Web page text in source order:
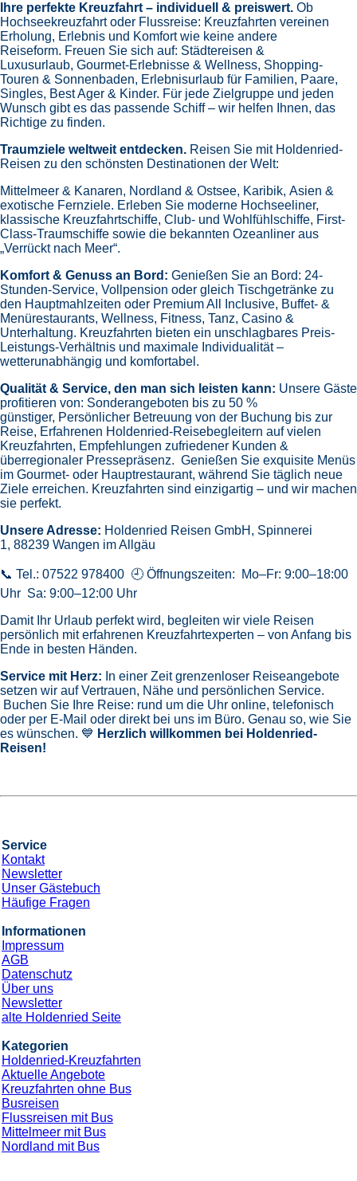
Ihre perfekte Kreuzfahrt – individuell & preiswert. Ob
Hochseekreuzfahrt oder Flussreise: Kreuzfahrten vereinen
Erholung, Erlebnis und Komfort wie keine andere
Reiseform. Freuen Sie sich auf: Städtereisen &
Luxusurlaub, Gourmet-Erlebnisse & Wellness, Shopping-
Touren & Sonnenbaden, Erlebnisurlaub für Familien, Paare,
Singles, Best Ager & Kinder. Für jede Zielgruppe und jeden
Wunsch gibt es das passende Schiff – wir helfen Ihnen, das
Richtige zu finden.
Traumziele weltweit entdecken. Reisen Sie mit Holdenried-
Reisen zu den schönsten Destinationen der Welt:
Mittelmeer & Kanaren, Nordland & Ostsee, Karibik, Asien &
exotische Fernziele. Erleben Sie moderne Hochseeliner,
klassische Kreuzfahrtschiffe, Club- und Wohlfühlschiffe, First-
Class-Traumschiffe sowie die bekannten Ozeanliner aus
„Verrückt nach Meer“.
Komfort & Genuss an Bord: Genießen Sie an Bord: 24-
Stunden-Service, Vollpension oder gleich Tischgetränke zu
den Hauptmahlzeiten oder Premium All Inclusive, Buffet- &
Menürestaurants, Wellness, Fitness, Tanz, Casino &
Unterhaltung. Kreuzfahrten bieten ein unschlagbares Preis-
Leistungs-Verhältnis und maximale Individualität –
wetterunabhängig und komfortabel.
Qualität & Service, den man sich leisten kann: Unsere Gäste
profitieren von: Sonderangeboten bis zu 50 %
günstiger, Persönlicher Betreuung von der Buchung bis zur
Reise, Erfahrenen Holdenried-Reisebegleitern auf vielen
Kreuzfahrten, Empfehlungen zufriedener Kunden &
überregionaler Pressepräsenz. Genießen Sie exquisite Menüs
im Gourmet- oder Hauptrestaurant, während Sie täglich neue
Ziele erreichen. Kreuzfahrten sind einzigartig – und wir machen
sie perfekt.
Unsere Adresse: Holdenried Reisen GmbH, Spinnerei
1, 88239 Wangen im Allgäu
📞 Tel.: 07522 978400 🕘 Öffnungszeiten: Mo–Fr: 9:00–18:00
Uhr Sa: 9:00–12:00 Uhr
Damit Ihr Urlaub perfekt wird, begleiten wir viele Reisen
persönlich mit erfahrenen Kreuzfahrtexperten – von Anfang bis
Ende in besten Händen.
Service mit Herz: In einer Zeit grenzenloser Reiseangebote
setzen wir auf Vertrauen, Nähe und persönlichen Service.
Buchen Sie Ihre Reise: rund um die Uhr online, telefonisch
oder per E-Mail oder direkt bei uns im Büro. Genau so, wie Sie
es wünschen. 💙 Herzlich willkommen bei Holdenried-
Reisen!
Service
Kontakt
Newsletter
Unser Gästebuch
Häufige Fragen
Informationen
Impressum
AGB
Datenschutz
Über uns
Newsletter
alte Holdenried Seite
Kategorien
Holdenried-Kreuzfahrten
Aktuelle Angebote
Kreuzfahrten ohne Bus
Busreisen
Flussreisen mit Bus
Mittelmeer mit Bus
Nordland mit Bus